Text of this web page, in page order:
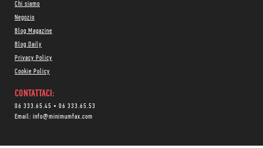
Chi siamo
Negozio
Blog Magazine
Blog Daily
Privacy Policy
Cookie Policy
CONTATTACI:
06 333.65.45 • 06 333.65.53
Email: info@minimumfax.com